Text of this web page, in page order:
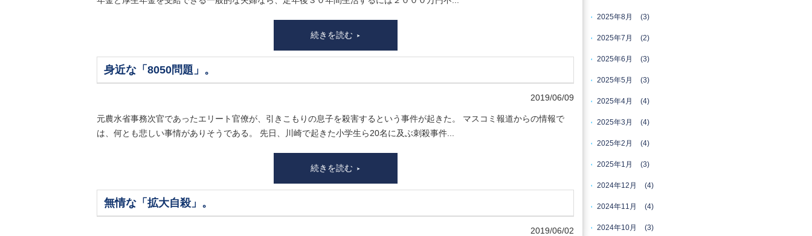
続きを読む
身近な「8050問題」。
2019/06/09
元農水省事務次官であったエリート官僚が、引きこもりの息子を殺害するという事件が起きた。 マスコミ報道からの情報で
は、何とも悲しい事情がありそうである。 先日、川崎で起きた小学生ら20名に及ぶ刺殺事件...
続きを読む
無情な「拡大自殺」。
2019/06/02
2025年8月 (3)
2025年7月 (2)
2025年6月 (3)
2025年5月 (3)
2025年4月 (4)
2025年3月 (4)
2025年2月 (4)
2025年1月 (3)
2024年12月 (4)
2024年11月 (4)
2024年10月 (3)